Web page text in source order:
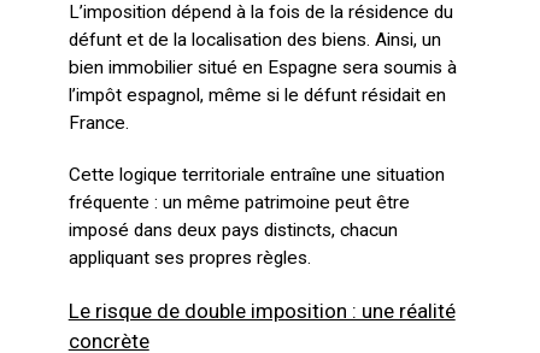
L’imposition dépend à la fois de la résidence du
défunt et de la localisation des biens. Ainsi, un
bien immobilier situé en Espagne sera soumis à
l’impôt espagnol, même si le défunt résidait en
France.
Cette logique territoriale entraîne une situation
fréquente : un même patrimoine peut être
imposé dans deux pays distincts, chacun
appliquant ses propres règles.
Le risque de double imposition : une réalité
concrète